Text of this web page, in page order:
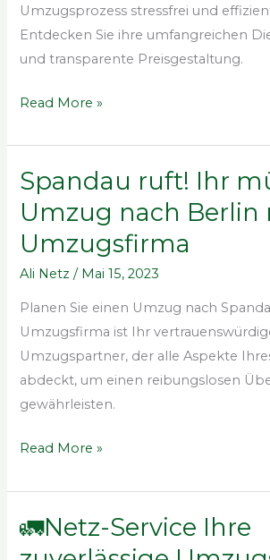
Umzugsprozess stressfrei und
Entdecken Sie ihre umfangreichen
und transparente Preisgestaltung.
Umzugsfirma
zum
Kinderspiel!
Read More »
Spandau ruft! Ihr
Umzug nach Berlin
Umzugsfirma
Ali Netz/ Mai 15, 2023
Planen Sie einen Umzug nach
Umzugsfirma ist Ihr
Umzugspartner, der alle Aspekte
abdeckt, um einen reibungslosen
gewährleisten.
Spandau
ruft!
Ihr
müheloser
Umzug
Read More »
🚛Netz-Service Ihre
🚛